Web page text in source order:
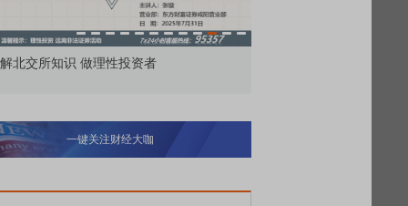
市价委托那么多种，究竟怎么用？
一键关注财经大咖